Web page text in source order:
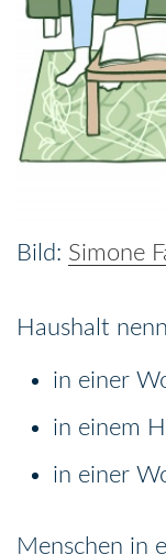
Simone
Haushalt
in einer
in einem
in einer
Menschen in